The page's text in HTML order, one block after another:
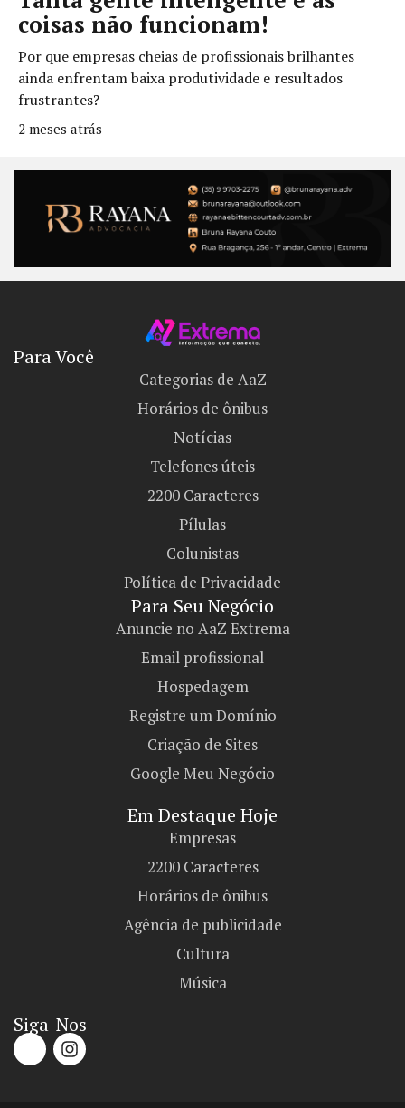
coisas não funcionam!
Por que empresas cheias de profissionais brilhantes
ainda enfrentam baixa produtividade e resultados
frustrantes?
2 meses atrás
Para Você
Categorias de AaZ
Horários de ônibus
Notícias
Telefones úteis
2200 Caracteres
Pílulas
Colunistas
Política de Privacidade
Para Seu Negócio​
Anuncie no AaZ Extrema
Email profissional
Hospedagem
Registre um Domínio
Criação de Sites
Google Meu Negócio
Em Destaque Hoje
Empresas
2200 Caracteres
Horários de ônibus
Agência de publicidade
Cultura
Música
Siga-Nos